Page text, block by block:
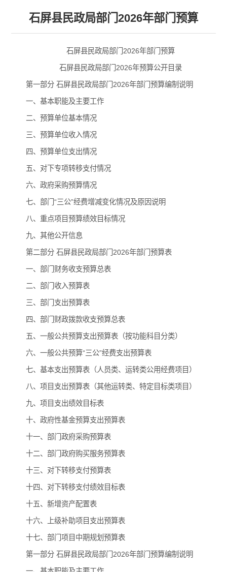
石屏县民政局部门2026年部门预算
石屏县民政局部门2026年部门预算
石屏县民政局部门2026年预算公开目录
第一部分 石屏县民政局部门2026年部门预算编制说明
一、基本职能及主要工作
二、预算单位基本情况
三、预算单位收入情况
四、预算单位支出情况
五、对下专项转移支付情况
六、政府采购预算情况
七、部门“三公”经费增减变化情况及原因说明
八、重点项目预算绩效目标情况
九、其他公开信息
第二部分 石屏县民政局部门2026年部门预算表
一、部门财务收支预算总表
二、部门收入预算表
三、部门支出预算表
四、部门财政拨款收支预算总表
五、一般公共预算支出预算表（按功能科目分类）
六、一般公共预算“三公”经费支出预算表
七、基本支出预算表（人员类、运转类公用经费项目）
八、项目支出预算表（其他运转类、特定目标类项目）
九、项目支出绩效目标表
十、政府性基金预算支出预算表
十一、部门政府采购预算表
十二、部门政府购买服务预算表
十三、对下转移支付预算表
十四、对下转移支付绩效目标表
十五、新增资产配置表
十六、上级补助项目支出预算表
十七、部门项目中期规划预算表
第一部分 石屏县民政局部门2026年部门预算编制说明